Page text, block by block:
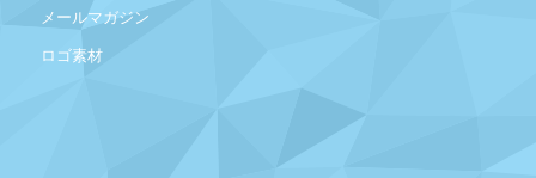
メールマガジン
ロゴ素材